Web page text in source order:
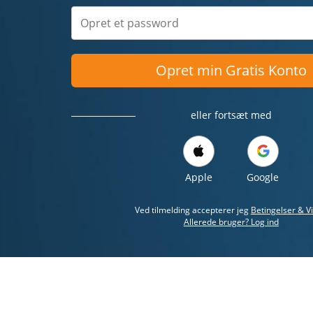
Opret min Gratis Konto
eller fortsæt med
Apple Google
Ved tilmelding accepterer jeg Betingelser &
Allerede bruger? Log ind